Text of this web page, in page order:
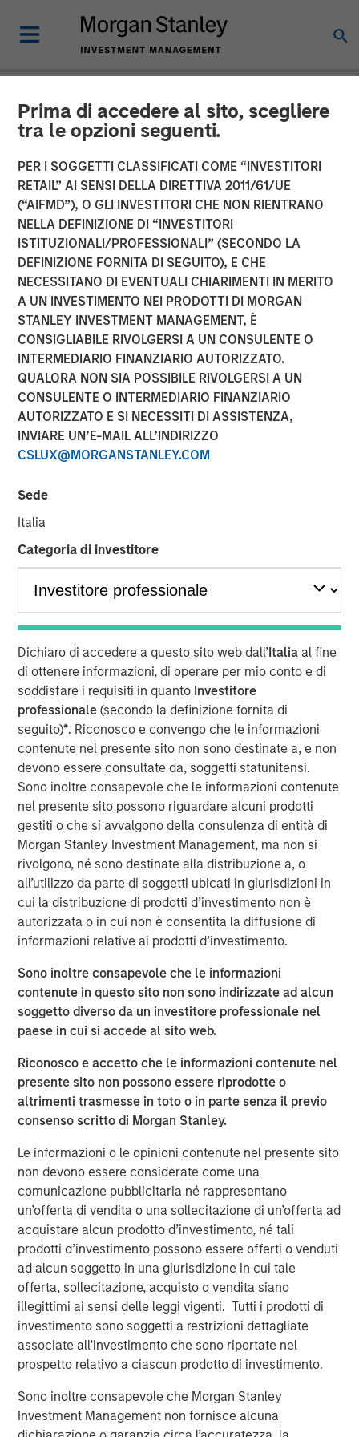
Prima di accedere al sito, scegliere
tra le opzioni seguenti.
PER I SOGGETTI CLASSIFICATI COME “INVESTITORI
RETAIL” AI SENSI DELLA DIRETTIVA 2011/61/UE
(“AIFMD”), O GLI INVESTITORI CHE NON RIENTRANO
NELLA DEFINIZIONE DI “INVESTITORI
ISTITUZIONALI/PROFESSIONALI” (SECONDO LA
DEFINIZIONE FORNITA DI SEGUITO), E CHE
NECESSITANO DI EVENTUALI CHIARIMENTI IN MERITO
A UN INVESTIMENTO NEI PRODOTTI DI MORGAN
STANLEY INVESTMENT MANAGEMENT, È
CONSIGLIABILE RIVOLGERSI A UN CONSULENTE O
INTERMEDIARIO FINANZIARIO AUTORIZZATO.
QUALORA NON SIA POSSIBILE RIVOLGERSI A UN
CONSULENTE O INTERMEDIARIO FINANZIARIO
AUTORIZZATO E SI NECESSITI DI ASSISTENZA,
INVIARE UN’E-MAIL ALL’INDIRIZZO
CSLUX@MORGANSTANLEY.COM
Sede
Italia
Categoria di investitore
Dichiaro di accedere a questo sito web dall’Italia al fine
di ottenere informazioni, di operare per mio conto e di
soddisfare i requisiti in quanto Investitore
professionale(secondo la definizione fornita di
seguito)*. Riconosco e convengo che le informazioni
contenute nel presente sito non sono destinate a, e non
devono essere consultate da, soggetti statunitensi.
Sono inoltre consapevole che le informazioni contenute
nel presente sito possono riguardare alcuni prodotti
gestiti o che si avvalgono della consulenza di entità di
Morgan Stanley Investment Management, ma non si
rivolgono, né sono destinate alla distribuzione a, o
all’utilizzo da parte di soggetti ubicati in giurisdizioni in
cui la distribuzione di prodotti d’investimento non è
autorizzata o in cui non è consentita la diffusione di
informazioni relative ai prodotti d’investimento.
Sono inoltre consapevole che le informazioni
contenute in questo sito non sono indirizzate ad alcun
soggetto diverso da un investitore professionale nel
paese in cui si accede al sito web.
Riconosco e accetto che le informazioni contenute nel
presente sito non possono essere riprodotte o
altrimenti trasmesse in toto o in parte senza il previo
consenso scritto di Morgan Stanley.
Le informazioni o le opinioni contenute nel presente sito
non devono essere considerate come una
comunicazione pubblicitaria né rappresentano
un’offerta di vendita o una sollecitazione di un’offerta ad
acquistare alcun prodotto d’investimento, né tali
prodotti d’investimento possono essere offerti o venduti
ad alcun soggetto in una giurisdizione in cui tale
offerta, sollecitazione, acquisto o vendita siano
illegittimi ai sensi delle leggi vigenti. Tutti i prodotti di
investimento sono soggetti a restrizioni dettagliate
associate all’investimento che sono riportate nel
prospetto relativo a ciascun prodotto di investimento.
Sono inoltre consapevole che Morgan Stanley
Investment Management non fornisce alcuna
NEWSROOM
Morgan Stanley Private
Equity Completes
Investment in 24 Seven
05 OTTOBRE 2016
NEW YORK — Oct 5, 2016
Investment funds managed by Morgan Stanley Global
Private Equity (MSPE) announced today that they have
completed an investment in 24 Seven, Inc., one of North
management firms. MSPE is partnering with the founder,
will remain in place and retain a significant equity stake.
24 Seven is one of North America’s preeminent human
of freelance and full-time creative, marketing and digital
talent. Through a network of nine U.S. offices and two
international offices, the company delivers advertising,
creative, marketing and interactive / digital professionals
for freelance and permanent placements. Clients include
a combination of corporate marketing departments and
marketing agencies. Morgan Stanley Global Private Equity
believes 24 Seven attracts and places high quality talent
through a consultative relationship driven approach, and
has demonstrated consistently strong growth and
increasing profitability.
Adam Shaw, Executive Director of Morgan Stanley Global
Private Equity, said, “24 Seven is an exceptional, high-
growth player in the attractive creative and digital
staffing end market. Morgan Stanley Global Private Equity
was uniquely positioned to evaluate the opportunity on a
proprietary basis and we, together with the founders,
believe Morgan Stanley Global Private Equity is the ideal
Jim Howland, Managing Director and Operating Partner
of Morgan Stanley Global Private Equity, added, “We are
delighted to partner with 24 Seven. The company’s
positioned 24 Seven as a leading player in the creative
and digital staffing industry. We look forward to
supporting management in implementing targeted
strategic initiatives to supplement the company’s
continuing to build 24 Seven into one of the nation’s
leading staffing platforms.”
Celeste Gudas, Founder and Chief Executive Officer of 24
Seven, said, “We are excited to partner with Morgan
Stanley Global Private Equity and enter a new phase of
growth. We are proud of the brand and market presence
we have established and expect this new partnership to
deliver significant value as we build upon our strong
foundation.”
This investment is a continuation of Morgan Stanley
business services focus and follows five previous
business services sector investments. These include